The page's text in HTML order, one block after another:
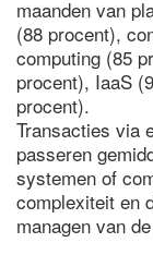
maanden van
(88 procent),
computing (85
procent), IaaS
procent).
Transacties via
passeren
systemen of
complexiteit en
managen van